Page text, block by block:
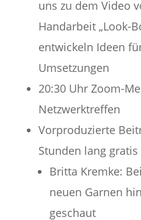
uns zu dem Video
Handarbeit „Look-
entwickeln Ideen
Umsetzungen
20:30 Uhr Zoom-
Netzwerktreffen
Vorproduzierte
Stunden lang
Britta Kremke:
neuen Garnen
geschaut